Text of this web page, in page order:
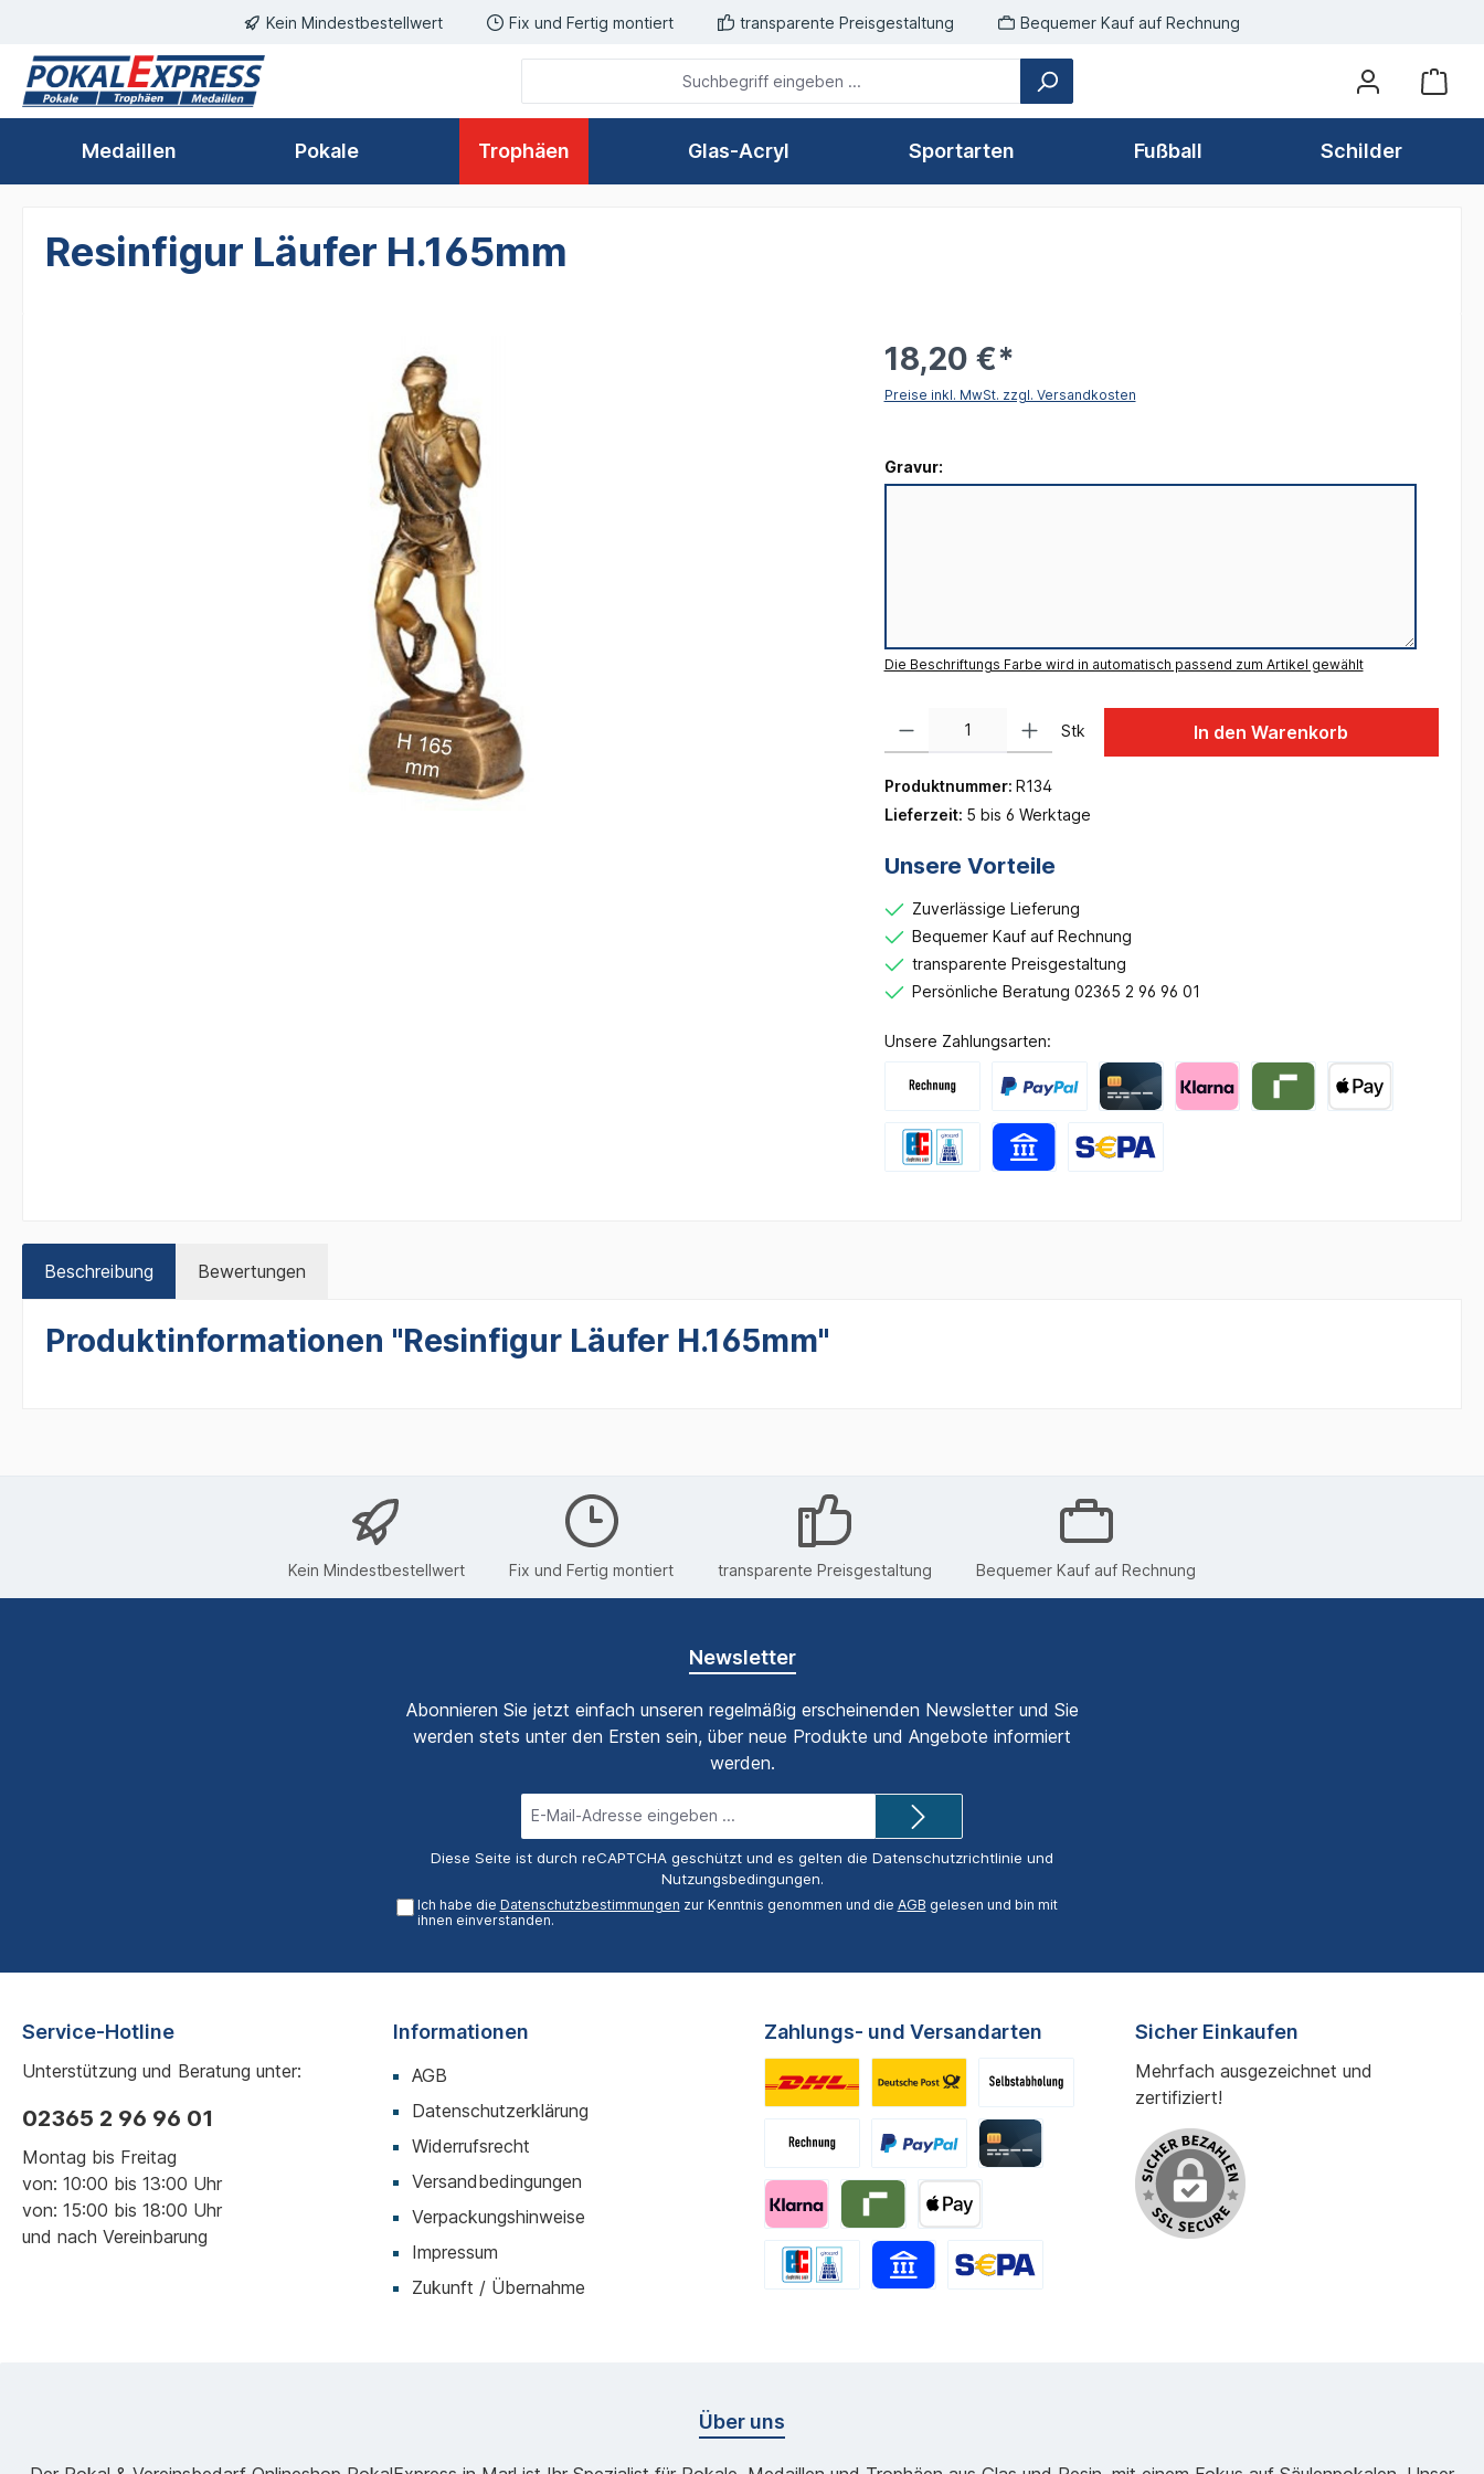
Zur Hauptnavigation springenKein Mindestbestellwert Fix und Fertig montiert transparente Preisgestaltung Bequemer Kauf auf Rechnung
Medaillen Pokale Trophäen Glas-Acryl Sportarten Fußball Schilder
Resinfigur Läufer H.165mm
18,20 €*
Preise inkl. MwSt. zzgl. Versandkosten
Gravur:
Die Beschriftungs Farbe wird in automatisch passend zum Artikel gewählt
Stk In den Warenkorb
Produktnummer: R134
Lieferzeit: 5 bis 6 Werktage
Unsere Vorteile
Zuverlässige Lieferung
Bequemer Kauf auf Rechnung
transparente Preisgestaltung
Persönliche Beratung 02365 2 96 96 01
Unsere Zahlungsarten:
Beschreibung Bewertungen
Produktinformationen "Resinfigur Läufer H.165mm"
Kein Mindestbestellwert Fix und Fertig montiert transparente Preisgestaltung Bequemer Kauf auf Rechnung
Newsletter
Abonnieren Sie jetzt einfach unseren regelmäßig erscheinenden Newsletter und Sie
werden stets unter den Ersten sein, über neue Produkte und Angebote informiert
werden.
Mail-
Adresse*
Diese Seite ist durch reCAPTCHA geschützt und es gelten die Datenschutzrichtlinie und
Nutzungsbedingungen.
Ich habe die Datenschutzbestimmungen zur Kenntnis genommen und die AGB gelesen und bin mit
ihnen einverstanden.
Service-Hotline
Unterstützung und Beratung unter:
02365 2 96 96 01
Montag bis Freitag
von: 10:00 bis 13:00 Uhr
von: 15:00 bis 18:00 Uhr
und nach Vereinbarung
Informationen
AGB
Datenschutzerklärung
Widerrufsrecht
Versandbedingungen
Verpackungshinweise
Impressum
Zukunft / Übernahme
Zahlungs- und Versandarten Sicher Einkaufen
Mehrfach ausgezeichnet und
zertifiziert!
Über uns